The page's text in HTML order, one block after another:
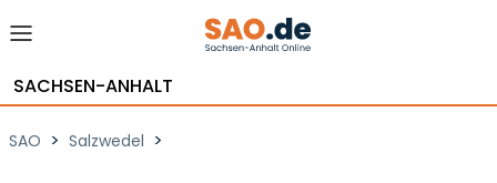
SACHSEN-ANHALT
SAO > Salzwedel >